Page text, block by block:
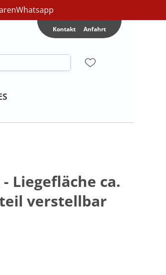
Whatsapp
Kontakt Anfahrt
Liegefläche ca.
verstellbar